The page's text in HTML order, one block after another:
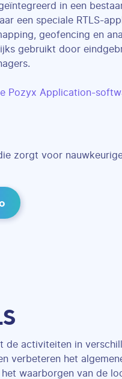
in een
een speciale RTLS-
geofencing en
gebruikt door
Pozyx Application-
zorgt voor
de activiteiten in
verbeteren het
waarborgen van de